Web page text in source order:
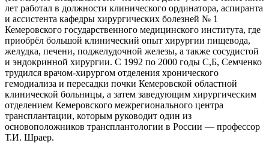
лет работал в должности клинического ординатора, аспиранта
и ассистента кафедры хирургических болезней № 1
Кемеровского государственного медицинского института, где
приобрёл большой клинический опыт хирургии пищевода,
желудка, печени, поджелудочной железы, а также сосудистой
и эндокринной хирургии. С 1992 по 2000 годы С,Б, Семченко
трудился врачом-хирургом отделения хронического
гемодиализа и пересадки почки Кемеровской областной
клинической больницы, а затем заведующим хирургическим
отделением Кемеровского межрегионального центра
трансплантации, которым руководит один из
основоположников трансплантологии в России — профессор
Т.И. Шраер.